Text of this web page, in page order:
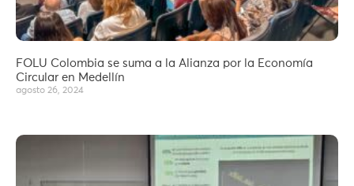
FOLU Colombia se suma a la Alianza por la Economía
Circular en Medellín
agosto 26, 2024